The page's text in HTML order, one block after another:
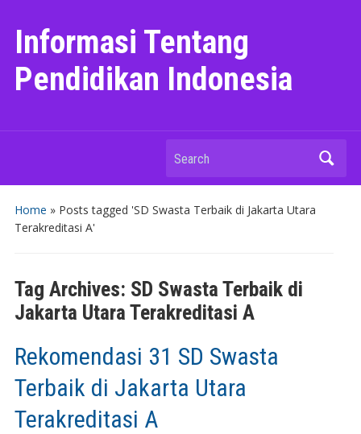
Informasi Tentang
Pendidikan Indonesia
Search
Home » Posts tagged 'SD Swasta Terbaik di Jakarta Utara
Terakreditasi A'
Tag Archives: SD Swasta Terbaik di
Jakarta Utara Terakreditasi A
Rekomendasi 31 SD Swasta
Terbaik di Jakarta Utara
Terakreditasi A